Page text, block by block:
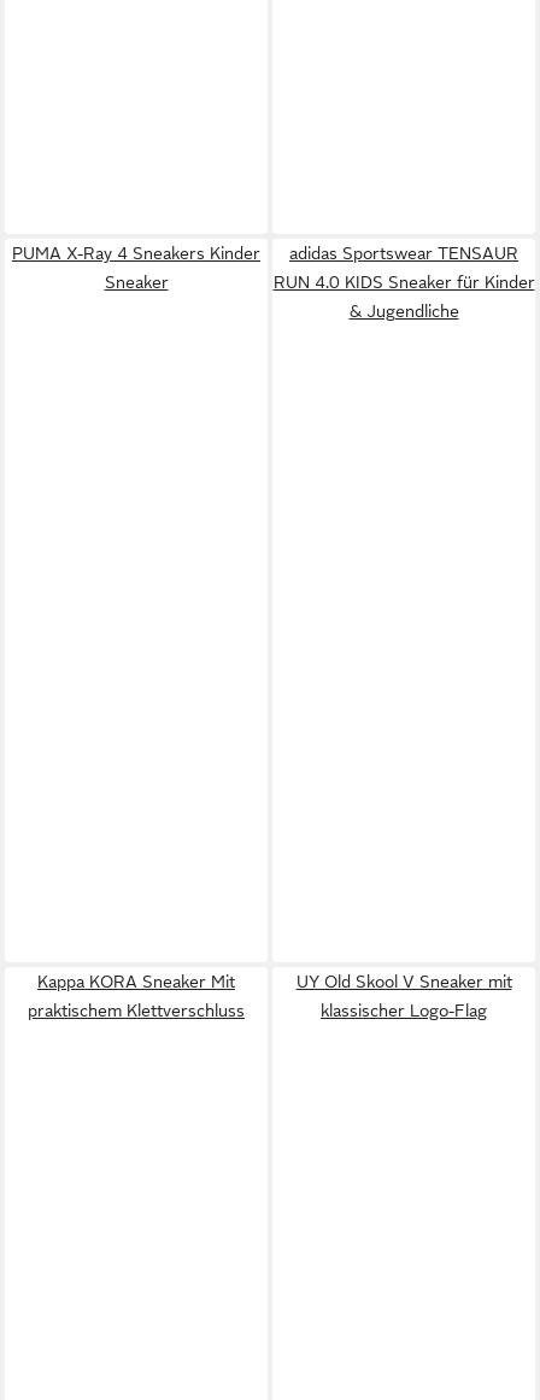
PUMA X-Ray 4 Sneakers Kinder
Sneaker
adidas Sportswear TENSAUR
RUN 4.0 KIDS Sneaker für Kinder
& Jugendliche
Kappa KORA Sneaker Mit
praktischem Klettverschluss
UY Old Skool V Sneaker mit
klassischer Logo-Flag